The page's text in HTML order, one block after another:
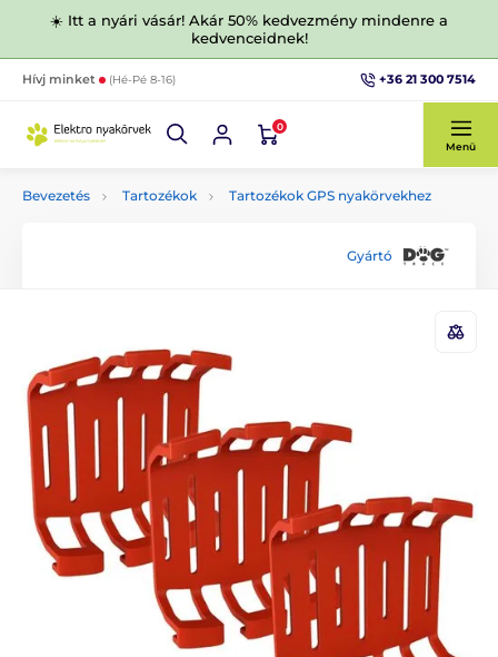
☀️ Itt a nyári vásár! Akár 50% kedvezmény mindenre a
kedvenceidnek!
Hívj minket (Hé-Pé 8-16) +36 21 300 7514
0
Menü
Bevezetés Tartozékok Tartozékok GPS nyakörvekhez
Gyártó